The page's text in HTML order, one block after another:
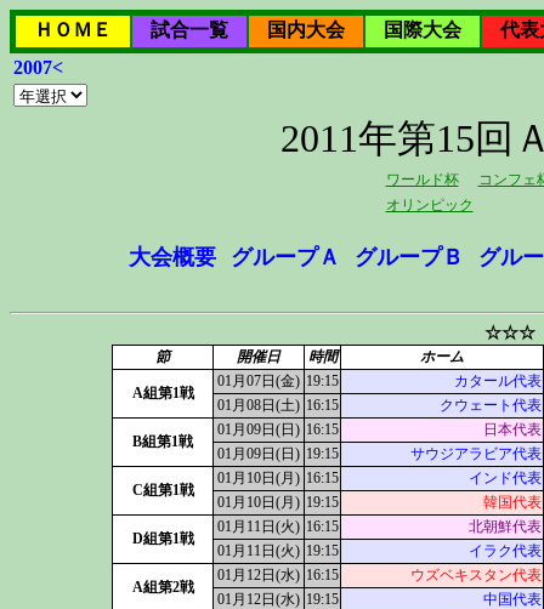
ＨＯＭＥ 試合一覧 国内大会 国際大会
代表
2007<
2011年第15回
ワールド杯
コンフェ
オリンピック
大会概要 グループＡ グループＢ グル
☆☆☆
節 開催日 時間 ホーム
A組第1戦
01月07日(金) 19:15
カタール代表
01月08日(土) 16:15 クウェート代表
B組第1戦
01月09日(日) 16:15
日本代表
01月09日(日) 19:15 サウジアラビア代表
C組第1戦
01月10日(月) 16:15
インド代表
01月10日(月) 19:15 韓国代表
D組第1戦
01月11日(火) 16:15
北朝鮮代表
01月11日(火) 19:15 イラク代表
A組第2戦
01月12日(水) 16:15
ウズベキスタン代表
01月12日(水) 19:15 中国代表